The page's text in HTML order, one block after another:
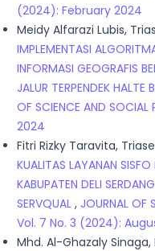
(2024): February 2024
Meidy Alfarazi Lubis,
IMPLEMENTASI
INFORMASI GEOGRAFIS
JALUR TERPENDEK HALTE
OF SCIENCE AND
2024
Fitri Rizky Taravita,
KUALITAS LAYANAN
KABUPATEN DELI
SERVQUAL , JOURNAL OF
Vol. 7 No. 3 (2024):
Mhd. Al-Ghazaly